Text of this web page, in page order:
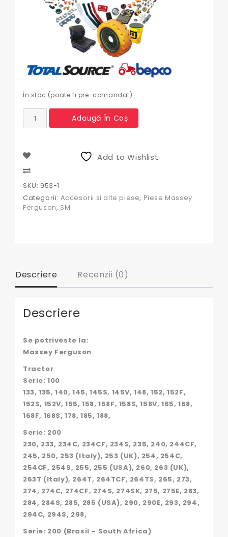
În stoc (poate fi pre-comandat)
Cantitate
Intrerupator
Ferguson
+
claxon
Adaugă În Coș
Add to Wishlist
SKU: 953-1
Categorii: Accesorii si alte piese, Piese Massey
Ferguson, SM
Descriere Recenzii (0)
Descriere
Se potriveste la:
Massey Ferguson
Tractor
Serie: 100
133, 135, 140, 145, 145S, 145V, 148, 152, 152F,
152S, 152V, 155, 158, 158F, 158S, 158V, 165, 168,
168F, 168S, 178, 185, 188,
Serie: 200
230, 233, 234C, 234CF, 234S, 235, 240, 244CF,
245, 250, 253 (Italy), 253 (UK), 254, 254C,
254CF, 254S, 255, 255 (USA), 260, 263 (UK),
263T (Italy), 264T, 264TCF, 264TS, 265, 273,
274, 274C, 274CF, 274S, 274SK, 275, 275E, 283,
284, 284S, 285, 285 (USA), 290, 290E, 293, 294,
294C, 294S, 298,
Serie: 200 (Brasil – South Africa)